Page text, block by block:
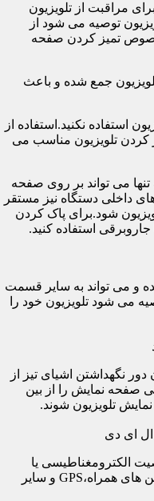
مراقبت از تلویزیون
توصیه می شود از
تمیز کردن صفحه
جمع شده و باعث
استفاده نکنید.استفاده از
کردن تلویزیون مناسب می
تنها می تواند بر روی صفحه
داخلی دستگاه نیز مستقر
شود.برای پاک کردن
استفاده کنید.
و می تواند به سایر قسمت
می شود تلویزیون خود را
نگهداشتن اشیای تیز از
صفحه نمایش را از بین
تلویزیون شوند.
الکترومغناطیسی یا
الکتریسیته ساکن هستند مانند فن ها،تلفن های همراه،GPS و سایر